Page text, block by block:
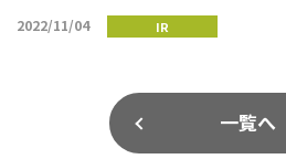
2022/11/04 IR
一覧へ